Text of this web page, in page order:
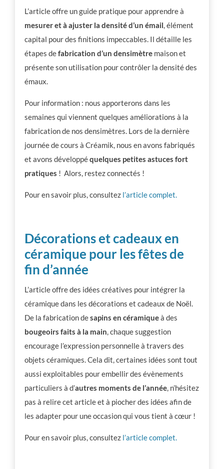
L’article offre un guide pratique pour apprendre à
mesurer et à ajuster la densité d’un émail, élément
capital pour des finitions impeccables. Il détaille les
étapes defabrication d’un densimètre maison et
présente son utilisation pour contrôler la densité des
émaux.
Pour information : nous apporterons dans les
semaines qui viennent quelques améliorations à la
fabrication de nos densimètres. Lors de la dernière
journée de cours à Créamik, nous en avons fabriqués
et avons développéquelques petites astuces fort
pratiques ! Alors, restez connectés !
Pour en savoir plus, consultez l’article complet.
Décorations et cadeaux en
céramique pour les fêtes de
fin d’année
L’article offre des idées créatives pour intégrer la
céramique dans les décorations et cadeaux de Noël.
De la fabrication desapins en céramiqueà des
bougeoirs faits à la main, chaque suggestion
encourage l’expression personnelle à travers des
objets céramiques. Cela dit, certaines idées sont tout
aussi exploitables pour embellir des évènements
particuliers à d’autres moments de l’année, n’hésitez
pas à relire cet article et à piocher des idées afin de
les adapter pour une occasion qui vous tient à cœur !
Pour en savoir plus, consultez l’article complet.